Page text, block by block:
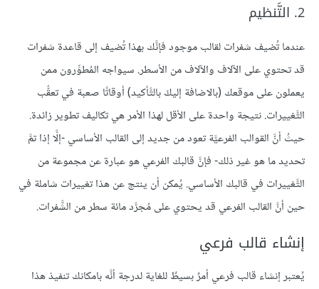
2. التَّنظيم
عندما تُضيف شفرات لقالب موجود فإنَّك بهذا تُضيف إلى قاعدة شفرات
قد تحتوي على الآلاف والآلاف من الأسطر. سيواجه المُطوِّرون ممن
يعملون على موقعك (بالاضافة إليكَ بالتَّأكيد) أوقاتًا صعبة في تعقُّب
التَّغييرات. نتيجة واحدة على الأقل لهذا الأمر هي تكاليف تطوير زائدة.
حيثُ أنَّ القوالب الفرعيَّة تعود من جديد إلى القالب الأساسي -إلَّا إذا تمَّ
تحديد ما هو غير ذلك- فإنَّ قالبك الفرعي هو عبارة عن مجموعة من
التَّغييرات في قالبك الأساسي. يُمكن أن ينتج عن هذا تغييرات شاملة في
حين أنَّ القالب الفرعي قد يحتوي على مُجرَّد مائة سطر من الشَّفرات.
إنشاء قالب فرعي
يُعتبر إنشاء قالب فرعي أمرٌ بسيطٌ للغاية لدرجة أنَّه بامكانك تنفيذ هذا